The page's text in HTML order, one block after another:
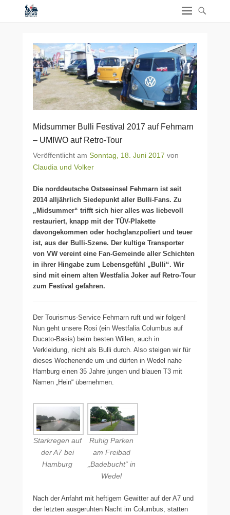
Midsummer Bulli Festival 2017 auf Fehmarn
– UMIWO auf Retro-Tour
Veröffentlicht am Sonntag, 18. Juni 2017 von
Claudia und Volker
Die norddeutsche Ostseeinsel Fehmarn ist seit
2014 alljährlich Siedepunkt aller Bulli-Fans. Zu
„Midsummer“ trifft sich hier alles was liebevoll
restauriert, knapp mit der TÜV-Plakette
davongekommen oder hochglanzpoliert und teuer
ist, aus der Bulli-Szene. Der kultige Transporter
von VW vereint eine Fan-Gemeinde aller Schichten
in ihrer Hingabe zum Lebensgefühl „Bulli“. Wir
sind mit einem alten Westfalia Joker auf Retro-Tour
zum Festival gefahren.
Der Tourismus-Service Fehmarn ruft und wir folgen!
Nun geht unsere Rosi (ein Westfalia Columbus auf
Ducato-Basis) beim besten Willen, auch in
Verkleidung, nicht als Bulli durch. Also steigen wir für
dieses Wochenende um und dürfen in Wedel nahe
Hamburg einen 35 Jahre jungen und blauen T3 mit
Namen „Hein“ übernehmen.
Starkregen auf
der A7 bei
Hamburg
Ruhig Parken
am Freibad
„Badebucht“ in
Wedel
Nach der Anfahrt mit heftigem Gewitter auf der A7 und
der letzten ausgeruhten Nacht im Columbus, statten